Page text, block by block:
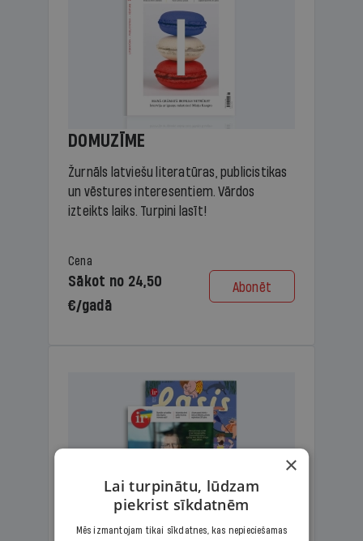
DOMUZĪME
Žurnāls latviešu literatūras, publicistikas
un vēstures interesentiem. Vārdos
izteikts laiks. Turpini lasīt!
Cena
Sākot no 24,50
€/gadā
Abonēt
×
Lai turpinātu, lūdzam
piekrist sīkdatnēm
Mēs izmantojam tikai sīkdatnes, kas nepieciešamas